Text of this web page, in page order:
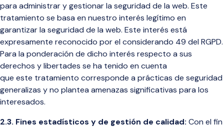
para administrar y gestionar la seguridad de la web. Este
tratamiento se basa en nuestro interés legítimo en
garantizar la seguridad de la web. Este interés está
expresamente reconocido por el considerando 49 del RGPD.
Para la ponderación de dicho interés respecto a sus
derechos y libertades se ha tenido en cuenta
que este tratamiento corresponde a prácticas de seguridad
generalizas y no plantea amenazas significativas para los
interesados.
2.3. Fines estadísticos y de gestión de calidad: Con el fin